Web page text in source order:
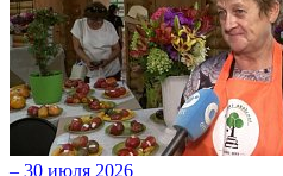
– 30 июля 2026